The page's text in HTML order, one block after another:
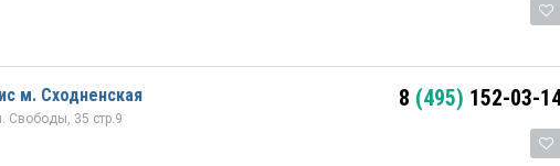
м. Сходненская
Свободы, 35 стр.9
8 (495) 152-03-